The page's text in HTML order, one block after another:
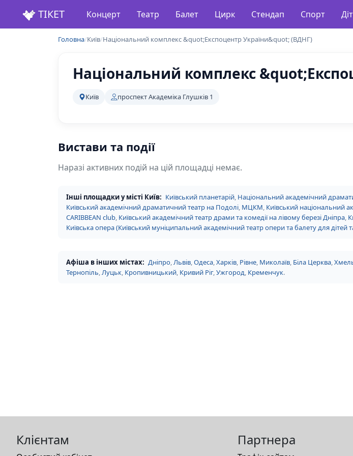
ТІКЕТ Концерт Театр Балет Цирк Стендап Спорт
Головна/Київ/Національний комплекс &quot;Експоцентр України&quot; (ВДНГ)
Національний комплекс
Київ проспект Академіка Глушків 1
Вистави та події
Наразі активних подій на цій площадці немає.
Інші площадки у місті Київ: Київський планетарій, Національний академічний
Київський академічний драматичний театр на Подолі, МЦКМ, Київський національний
CARIBBEAN club, Київський академічний театр драми та комедії на лівому березі Дніпра,
Київська опера (Київський муніципальний академічний театр опери та балету для дітей
Афіша в інших містах: Дніпро,Львів,Одеса,Харків, Рівне, Миколаїв, Біла Церква,
Тернопіль,Луцьк, Кропивницький, Кривий Ріг,Ужгород, Кременчук.
Клієнтам Партнера